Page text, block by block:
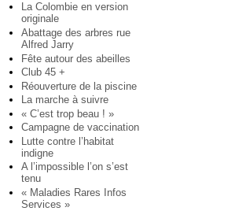
La Colombie en version
originale
Abattage des arbres rue
Alfred Jarry
Fête autour des abeilles
Club 45 +
Réouverture de la piscine
La marche à suivre
« C’est trop beau ! »
Campagne de vaccination
Lutte contre l’habitat
indigne
A l’impossible l’on s’est
tenu
« Maladies Rares Infos
Services »